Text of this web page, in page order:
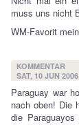
muss uns nicht
WM-Favorit
KOMMENTAR
SAT, 10 JUN
Paraguay war
nach oben! Die
die